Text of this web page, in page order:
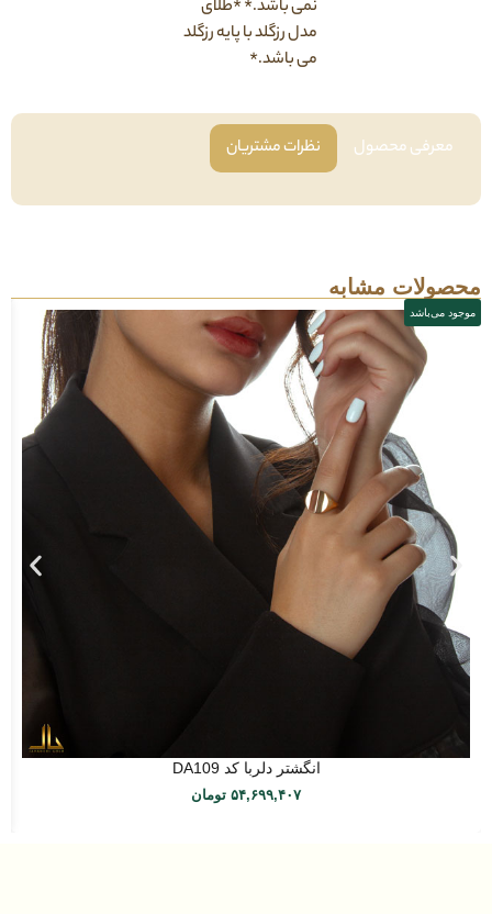
نمی باشد.* *طلای
مدل رزگلد با پایه رزگلد
می باشد.*
انگشتر دلربا کد DA109
۵۴,۶۹۹,۴۰۷ تومان
موجود
مشابه
محصول نظرات مشتریان